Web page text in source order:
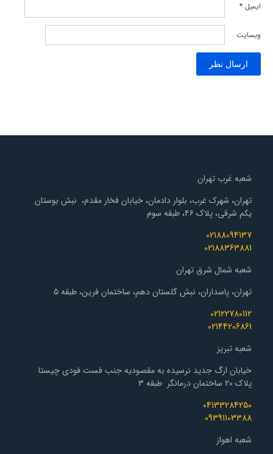
ایمیل *
وبسایت
شعبه غرب تهران
تهران، شهرک غرب، بلوار دادمان، خیابان فخار مقدم، نبش بوستان
یکم شرقی، پلاک ۴۶، طبقه سوم
02188094137
02188363881
شعبه شمال شرق تهران
تهران، پاسداران، نبش گلستان دهم، ساختمان فرین، طبقه ۵
02122780112
02144206861
شعبه تبریز
خیابان ارگ جدید نرسیده به مقصودیه جنب فست فودی چیستا
پلاک 20 ساختمان درمانگر طبقه 3
04133284250
09391103388
شعبه اهواز